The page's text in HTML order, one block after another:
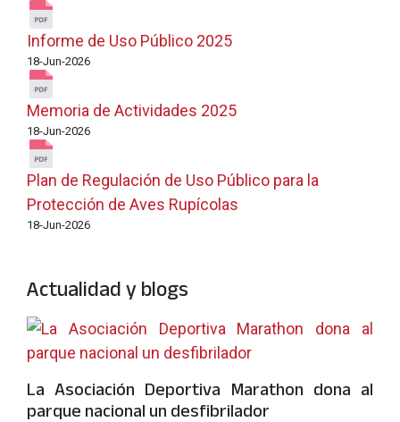
Informe de Uso Público 2025
18-Jun-2026
Memoria de Actividades 2025
18-Jun-2026
Plan de Regulación de Uso Público para la
Protección de Aves Rupícolas
18-Jun-2026
Actualidad y blogs
La Asociación Deportiva Marathon dona al
parque nacional un desfibrilador